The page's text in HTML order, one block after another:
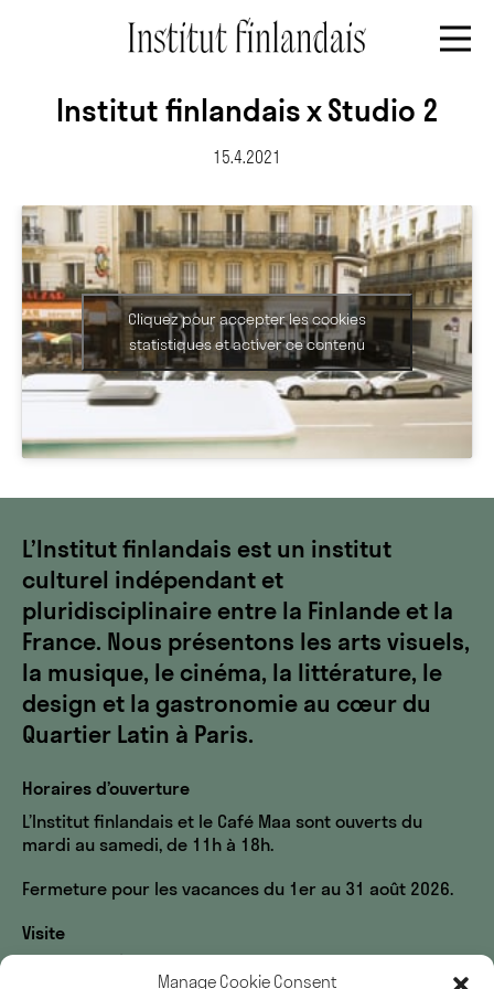
Manage Cookie Consent
Institut finlandais x Studio 2
15.4.2021
Cliquez pour accepter les cookies
statistiques et activer ce contenu
L’Institut finlandais est un institut
culturel indépendant et
pluridisciplinaire entre la Finlande et la
France. Nous présentons les arts visuels,
la musique, le cinéma, la littérature, le
design et la gastronomie au cœur du
Quartier Latin à Paris.
Horaires d’ouverture
L’Institut finlandais et le Café Maa sont ouverts du
mardi au samedi, de 11h à 18h.
Fermeture pour les vacances du 1er au 31 août 2026.
Visite